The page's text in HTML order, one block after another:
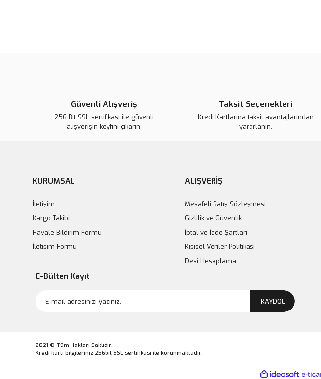
Güvenli Alışveriş
256 Bit SSL sertifikası ile güvenli
alışverişin keyfini çıkarın.
Taksit Seçenekleri
Kredi Kartlarına taksit avantajlarından
yararlanın.
KURUMSAL
İletişim
Kargo Takibi
Havale Bildirim Formu
İletişim Formu
ALIŞVERİŞ
Mesafeli Satış Sözleşmesi
Gizlilik ve Güvenlik
İptal ve İade Şartları
Kişisel Veriler Politikası
Desi Hesaplama
E-Bülten Kayıt
KAYDOL
2021 © Tüm Hakları Saklıdır.
Kredi kartı bilgileriniz 256bit SSL sertifikası ile korunmaktadır.
ideasoft